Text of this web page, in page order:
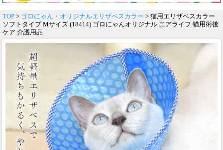
TOP > ゴロにゃん・オリジナルエリザベスカラー > 猫用エリザベスカラー
ソフトタイプ Mサイズ (18414) ゴロにゃんオリジナル エアライフ 猫用術後
ケア 介護用品